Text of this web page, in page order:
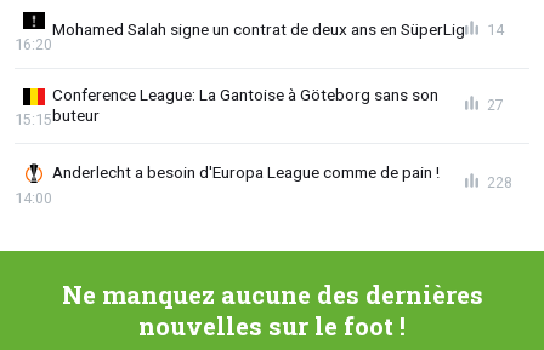
Mohamed Salah signe un contrat de deux ans en SüperLig
16:20
14
Conference League: La Gantoise à Göteborg sans son
buteur
15:15
27
Anderlecht a besoin d'Europa League comme de pain !
14:00
228
Ne manquez aucune des dernières
nouvelles sur le foot !